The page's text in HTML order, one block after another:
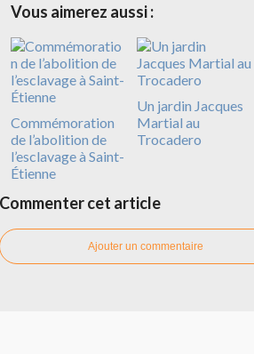
Vous aimerez aussi :
Commémoration
de l’abolition de
l’esclavage à Saint-
Étienne
Un jardin Jacques
Martial au
Trocadero
Commenter cet article
Ajouter un commentaire